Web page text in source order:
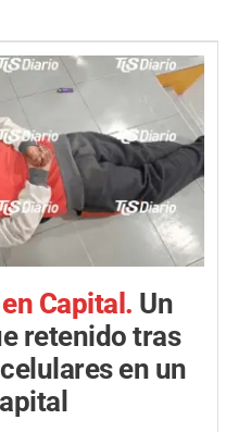
Capital. Un
retenido tras
en un